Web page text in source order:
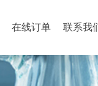
在线订单
联系我